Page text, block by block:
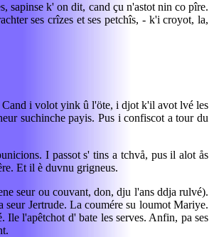
sapinse k' on dit, cand çu n'astot nin co pîre.
ses crîzes et ses petchîs, - k'i croyot, la,
Cand i volot yink û l'öte, i djot k'il avot lvé les
suchinche payis. Pus i confiscot a tour du
I passot s' tins a tchvå, pus il alot ås
Et il è duvnu grigneus.
seur ou couvant, don, dju l'ans ddja rulvé).
Jertrude. La coumére su loumot Mariye.
l'apêtchot d' bate les serves. Anfin, pa ses